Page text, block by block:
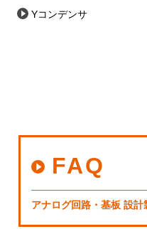
Yコンデンサ
FAQ
アナログ回路・基板 設